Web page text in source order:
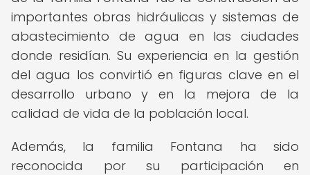
importantes obras hidráulicas y sistemas de
abastecimiento de agua en las ciudades
donde residían. Su experiencia en la gestión
del agua los convirtió en figuras clave en el
desarrollo urbano y en la mejora de la
calidad de vida de la población local.
Además, la familia Fontana ha sido
reconocida por su participación en